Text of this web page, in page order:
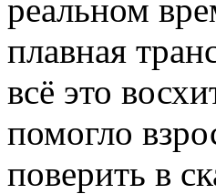
реальном
плавная
всё это
помогло
поверить в